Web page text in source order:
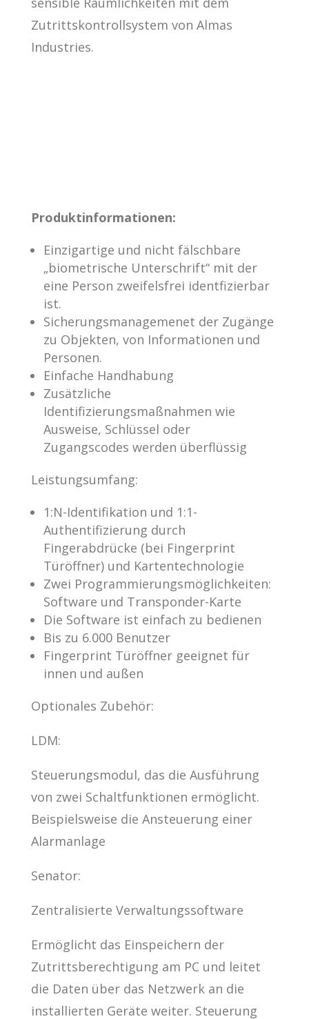
Zutrittskontrollsystem von Almas
Industries.
Produktinformationen:
Einzigartige und nicht fälschbare
„biometrische Unterschrift“ mit der
eine Person zweifelsfrei identfizierbar
ist.
Sicherungsmanagemenet der Zugänge
zu Objekten, von Informationen und
Personen.
Einfache Handhabung
Zusätzliche
Identifizierungsmaßnahmen wie
Ausweise, Schlüssel oder
Zugangscodes werden überflüssig
Leistungsumfang:
1:N-Identifikation und 1:1-
Authentifizierung durch
Fingerabdrücke (bei Fingerprint
Türöffner) und Kartentechnologie
Zwei Programmierungsmöglichkeiten:
Software und Transponder-Karte
Die Software ist einfach zu bedienen
Bis zu 6.000 Benutzer
Fingerprint Türöffner geeignet für
innen und außen
Optionales Zubehör:
LDM:
Steuerungsmodul, das die Ausführung
von zwei Schaltfunktionen ermöglicht.
Beispielsweise die Ansteuerung einer
Alarmanlage
Senator:
Zentralisierte Verwaltungssoftware
Ermöglicht das Einspeichern der
Zutrittsberechtigung am PC und leitet
die Daten über das Netzwerk an die
installierten Geräte weiter. Steuerung